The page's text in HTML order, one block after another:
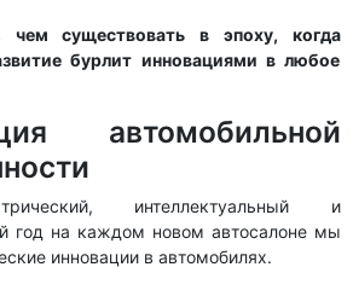
чем существовать в эпоху, когда
бурлит инновациями в любое
автомобильной
интеллектуальный и
год на каждом новом автосалоне мы
инновации в автомобилях.